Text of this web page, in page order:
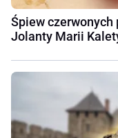
Śpiew czerwonych
Jolanty Marii